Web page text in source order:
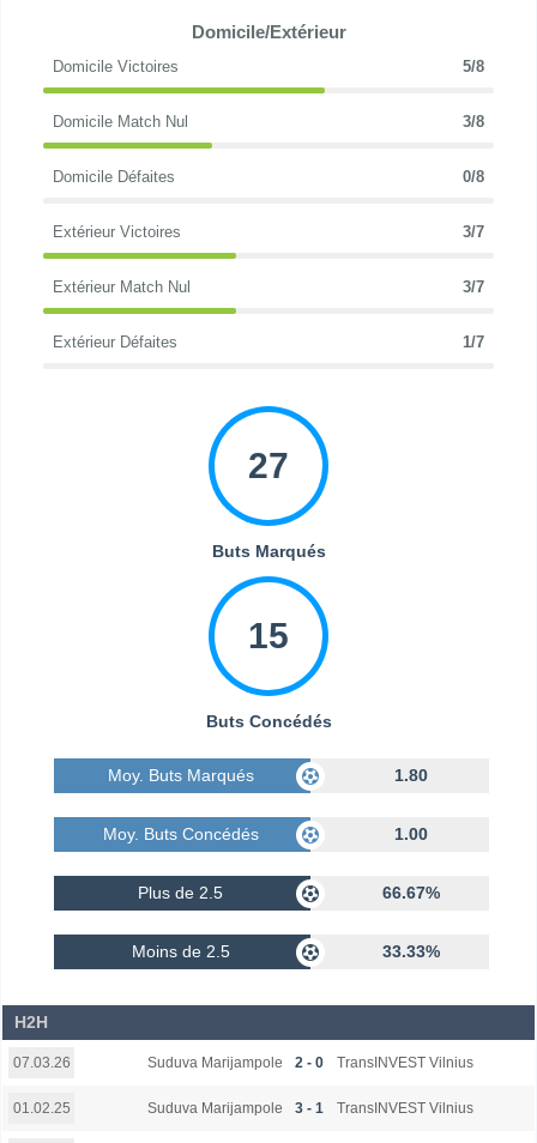
Domicile/Extérieur
Domicile Victoires 5/8
Domicile Match Nul 3/8
Domicile Défaites 0/8
Extérieur Victoires 3/7
Extérieur Match Nul 3/7
Extérieur Défaites 1/7
27
Buts Marqués
15
Buts Concédés
Moy. Buts Marqués 1.80
Moy. Buts Concédés 1.00
Plus de 2.5 66.67%
Moins de 2.5 33.33%
H2H
07.03.26 Suduva Marijampole 2 - 0 TransINVEST Vilnius
01.02.25 Suduva Marijampole 3 - 1 TransINVEST Vilnius